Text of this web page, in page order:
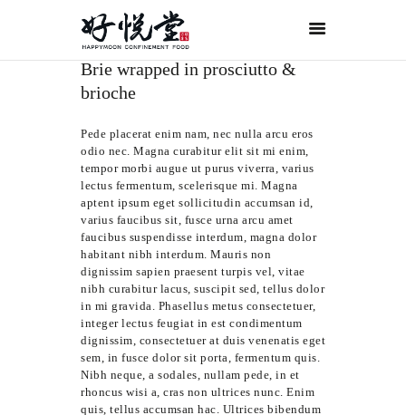
首页
经典月膳
传统药膳
紫金药膳
流月调理
滋补好孕
月子服务
联系我们
ORDER NOW
ENGLISH
Brie wrapped in prosciutto &
brioche
Pede placerat enim nam, nec nulla arcu eros
odio nec. Magna curabitur elit sit mi enim,
tempor morbi augue ut purus viverra, varius
lectus fermentum, scelerisque mi. Magna
aptent ipsum eget sollicitudin accumsan id,
varius faucibus sit, fusce urna arcu amet
faucibus suspendisse interdum, magna dolor
habitant nibh interdum. Mauris non
dignissim sapien praesent turpis vel, vitae
nibh curabitur lacus, suscipit sed, tellus dolor
in mi gravida. Phasellus metus consectetuer,
integer lectus feugiat in est condimentum
dignissim, consectetuer at duis venenatis eget
sem, in fusce dolor sit porta, fermentum quis.
Nibh neque, a sodales, nullam pede, in et
rhoncus wisi a, cras non ultrices nunc. Enim
quis, tellus accumsan hac. Ultrices bibendum